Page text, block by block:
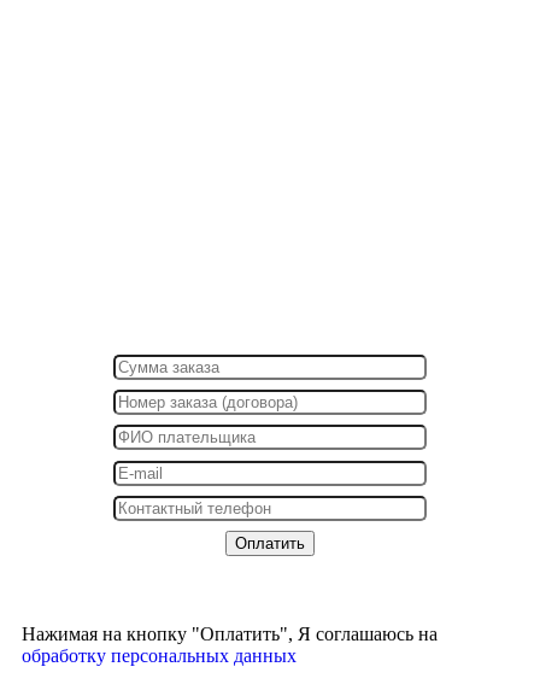
Нажимая на кнопку "Оплатить", Я соглашаюсь на
обработку персональных данных